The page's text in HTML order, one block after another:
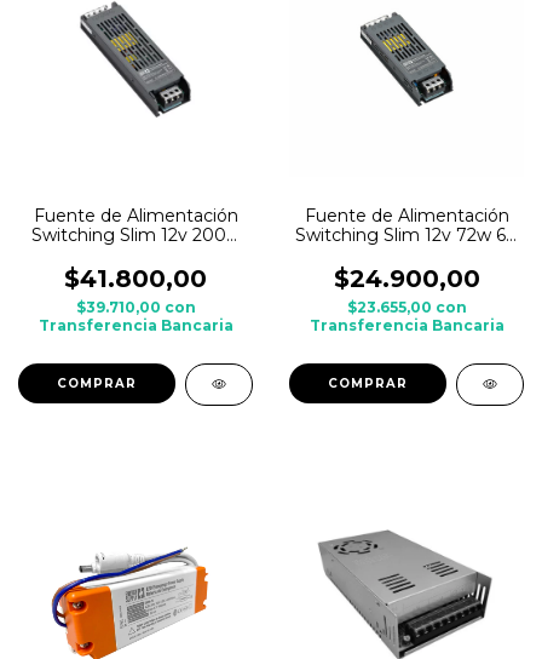
Fuente de Alimentación
Switching Slim 12v 200w
$41.800,00
$39.710,00 con
Transferencia Bancaria
Fuente de Alimentación
Switching Slim 12v 72w 6A
$24.900,00
$23.655,00 con
Transferencia Bancaria